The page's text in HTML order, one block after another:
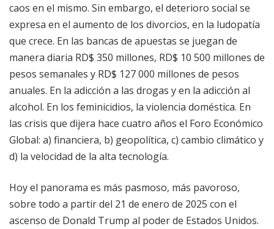
caos en el mismo. Sin embargo, el deterioro social se
expresa en el aumento de los divorcios, en la ludopatía
que crece. En las bancas de apuestas se juegan de
manera diaria RD$ 350 millones, RD$ 10 500 millones de
pesos semanales y RD$ 127 000 millones de pesos
anuales. En la adicción a las drogas y en la adicción al
alcohol. En los feminicidios, la violencia doméstica. En
las crisis que dijera hace cuatro años el Foro Económico
Global: a) financiera, b) geopolítica, c) cambio climático y
d) la velocidad de la alta tecnología.
Hoy el panorama es más pasmoso, más pavoroso,
sobre todo a partir del 21 de enero de 2025 con el
ascenso de Donald Trump al poder de Estados Unidos.